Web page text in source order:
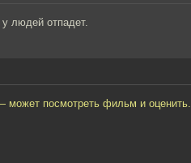
людей отпадет.
может посмотреть фильм и оценить.